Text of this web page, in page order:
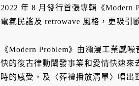
2022 年 8 月發行首張專輯《Modern
電氣民謠及 retrowave 風格，更吸引
《Modern Problem》由瀰漫工業感
快的復古律動闡發事業和愛情快速來
時的感受，及〈葬禮播放清單〉唱出